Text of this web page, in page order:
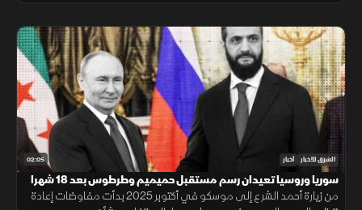
02:05 الشرق للأخبار أخبار
سوريا وروسيا تعيدان رسم مستقبل حميميم وطرطوس بعد 18 شهرا
من زيارة أحمد الشرع إلى موسكو في أكتوبر 2025 بدأت مفاوضات إعادة